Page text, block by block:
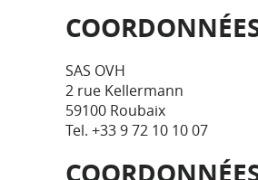
SAS OVH
2 rue Kellermann
59100 Roubaix
Tel. +33 9 72 10 10 07